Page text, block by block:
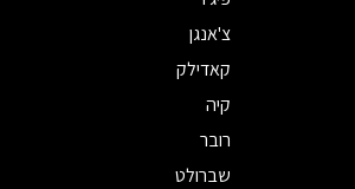
צ'אנגן
קאדילק
קיה
רובר
שברולט